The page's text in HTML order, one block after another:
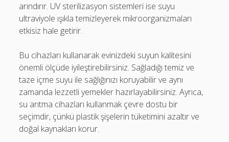
arındırır. UV sterilizasyon sistemleri ise suyu
ultraviyole ışıkla temizleyerek mikroorganizmaları
etkisiz hale getirir.
Bu cihazları kullanarak evinizdeki suyun kalitesini
önemli ölçüde iyileştirebilirsiniz. Sağladığı temiz ve
taze içme suyu ile sağlığınızı koruyabilir ve aynı
zamanda lezzetli yemekler hazırlayabilirsiniz. Ayrıca,
su arıtma cihazları kullanmak çevre dostu bir
seçimdir, çünkü plastik şişelerin tüketimini azaltır ve
doğal kaynakları korur.